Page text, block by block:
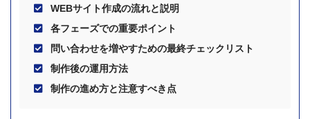
WEBサイト作成の流れと説明
各フェーズでの重要ポイント
問い合わせを増やすための最終チェックリスト
制作後の運用方法
制作の進め方と注意すべき点